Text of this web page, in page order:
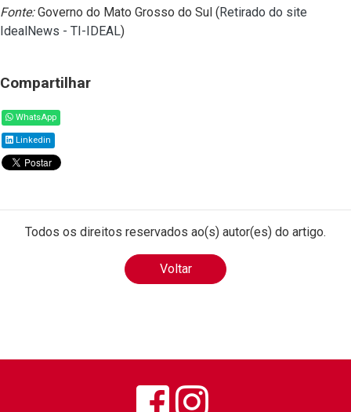
Fonte:Governo do Mato Grosso do Sul (Retirado do site
IdealNews - TI-IDEAL)
Compartilhar
WhatsApp
Linkedin
Todos os direitos reservados ao(s) autor(es) do artigo.
Voltar